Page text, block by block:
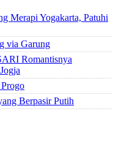
Merapi Yogakarta, Patuhi
via Garung
Romantisnya
Berpasir Putih